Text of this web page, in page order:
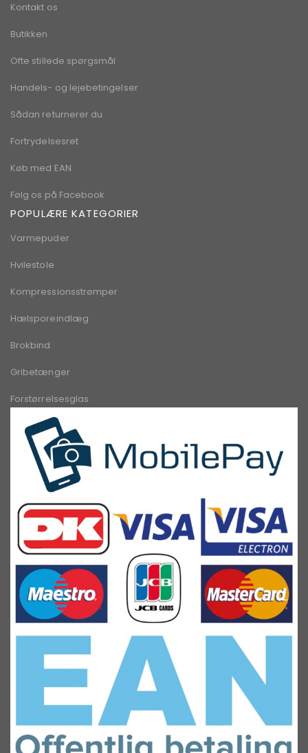
Kontakt os
Butikken
Ofte stillede spørgsmål
Handels- og lejebetingelser
Sådan returnerer du
Fortrydelsesret
Køb med EAN
Følg os på Facebook
POPULÆRE KATEGORIER
Varmepuder
Hvilestole
Kompressionsstrømper
Hælsporeindlæg
Brokbind
Gribetænger
Forstørrelsesglas